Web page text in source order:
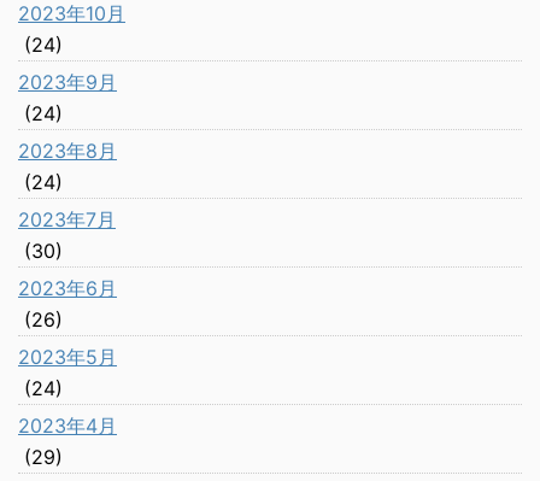
2023年10月
(24)
2023年9月
(24)
2023年8月
(24)
2023年7月
(30)
2023年6月
(26)
2023年5月
(24)
2023年4月
(29)